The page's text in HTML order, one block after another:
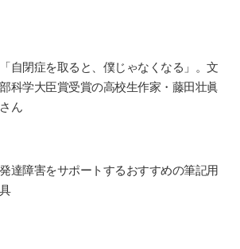
「自閉症を取ると、僕じゃなくなる」。文
部科学大臣賞受賞の高校生作家・藤田壮眞
さん
発達障害をサポートするおすすめの筆記用
具